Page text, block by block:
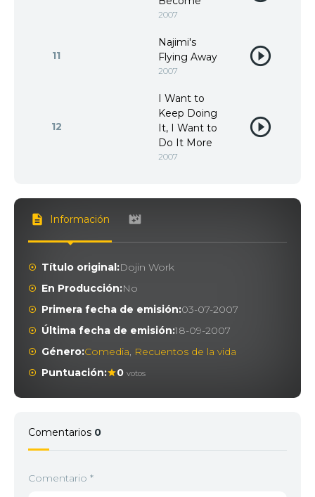
2007
11
Najimi's
Flying Away
2007
12
I Want to
Keep Doing
It, I Want to
Do It More
2007
Información
Título original:Dojin Work
En Producción:No
Primera fecha de emisión:03-07-2007
Última fecha de emisión:18-09-2007
Género:Comedia, Recuentos de la vida
Puntuación:
0 votos
Comentarios 0
Comentario *